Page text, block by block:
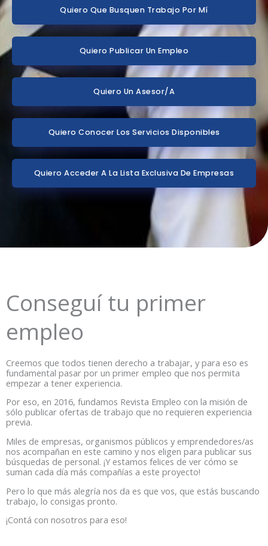
Quiero Que Busquen Trabajo Por Mí
Quiero Publicar Un Empleo
Quiero Un Asesor/a
Quiero Conocer Los Servicios Disponibles
Quiero Acceder A La Lista Exclusiva De Empresas
Conseguí tu primer
empleo
Creemos que todos tienen derecho a trabajar, y para eso es
fundamental pasar por un primer empleo que nos permita
empezar a tener experiencia.
Por eso, en 2016, fundamos Revista Empleo con la misión de
sólo publicar ofertas de trabajo que no requieren experiencia
previa.
Miles de empresas, organismos públicos y emprendedores/as
nos acompañan en este camino y nos eligen para publicar sus
búsquedas de personal. ¡Y estamos felices de ver cómo se
suman cada día más compañías a este proyecto!
Pero lo que más alegría nos da es que vos, que estás buscando
trabajo, lo consigas pronto.
¡Contá con nosotros para eso!